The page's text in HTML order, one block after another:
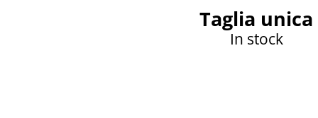
Taglia unica
In stock